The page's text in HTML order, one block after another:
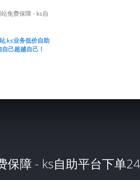
,ks业务低价自助
己超越自己！
保障 - ks自助平台下单